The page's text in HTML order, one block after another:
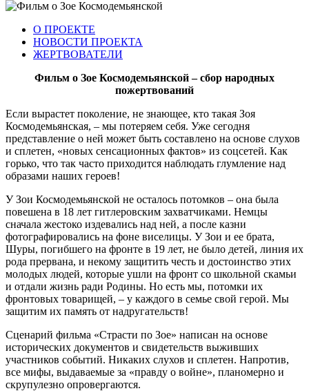
О ПРОЕКТЕ
НОВОСТИ ПРОЕКТА
ЖЕРТВОВАТЕЛИ
Фильм о Зое Космодемьянской – сбор народных
пожертвований
Если вырастет поколение, не знающее, кто такая Зоя
Космодемьянская, – мы потеряем себя. Уже сегодня
представление о ней может быть составлено на основе слухов
и сплетен, «новых сенсационных фактов» из соцсетей. Как
горько, что так часто приходится наблюдать глумление над
образами наших героев!
У Зои Космодемьянской не осталось потомков – она была
повешена в 18 лет гитлеровским захватчиками. Немцы
сначала жестоко издевались над ней, а после казни
фотографировались на фоне виселицы. У Зои и ее брата,
Шуры, погибшего на фронте в 19 лет, не было детей, линия их
рода прервана, и некому защитить честь и достоинство этих
молодых людей, которые ушли на фронт со школьной скамьи
и отдали жизнь ради Родины. Но есть мы, потомки их
фронтовых товарищей, – у каждого в семье свой герой. Мы
защитим их память от надругательств!
Сценарий фильма «Страсти по Зое» написан на основе
исторических документов и свидетельств выживших
участников событий. Никаких слухов и сплетен. Напротив,
все мифы, выдаваемые за «правду о войне», планомерно и
скрупулезно опровергаются.